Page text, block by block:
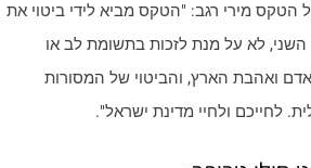
מירי רגב: "הטקס מביא לידי ביטוי את
לא על מנת לזכות בתשומת לב או
ואהבת הארץ, והביטוי של המסורות
לחייכם ולחיי מדינת ישראל".